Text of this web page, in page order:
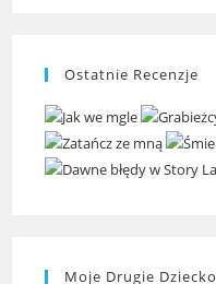
Ostatnie Recenzje
Moje Drugie Dziecko